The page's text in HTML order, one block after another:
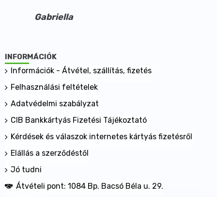
Gabriella
INFORMÁCIÓK
Információk - Átvétel, szállítás, fizetés
Felhasználási feltételek
Adatvédelmi szabályzat
CIB Bankkártyás Fizetési Tájékoztató
Kérdések és válaszok internetes kártyás fizetésről
Elállás a szerződéstől
Jó tudni
Átvételi pont: 1084 Bp. Bacsó Béla u. 29.